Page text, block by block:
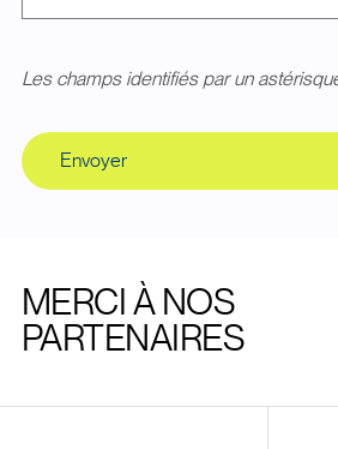
Les champs identifiés par un
Envoyer
MERCI À NOS
PARTENAIRES